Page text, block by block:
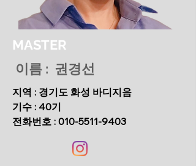
MASTER
이름 : 권경선
지역 : 경기도 화성 바디지음
기수 : 40기
​전화번호 : 010-5511-9403